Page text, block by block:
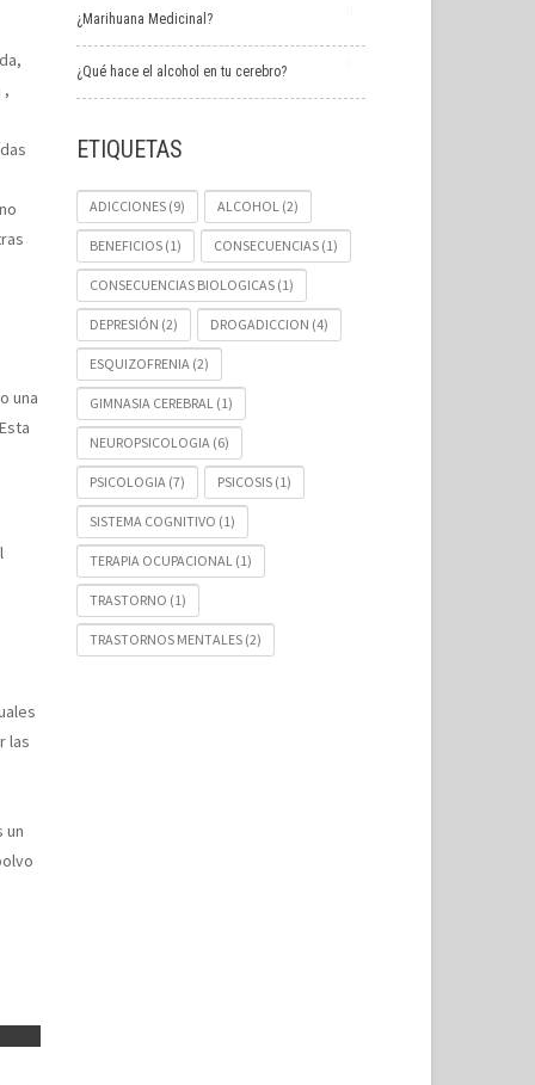
,
una
las
un
¿Marihuana Medicinal?
¿Qué hace el alcohol en tu cerebro?
ETIQUETAS
ADICCIONES(9) ALCOHOL(2)
BENEFICIOS(1) CONSECUENCIAS(1)
CONSECUENCIAS BIOLOGICAS(1)
DEPRESIÓN (2) DROGADICCION (4)
ESQUIZOFRENIA(2)
GIMNASIA CEREBRAL(1)
NEUROPSICOLOGIA(6)
PSICOLOGIA(7) PSICOSIS(1)
SISTEMA COGNITIVO (1)
TERAPIA OCUPACIONAL(1)
TRASTORNO (1)
TRASTORNOS MENTALES(2)